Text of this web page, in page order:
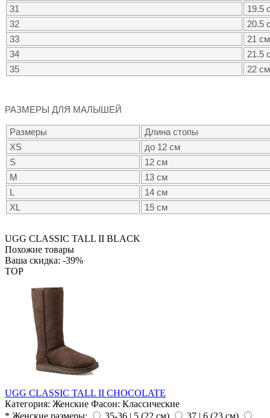
31
19.5
32
20.5
33
21 см
34
21.5
35
22 см
РАЗМЕРЫ ДЛЯ МАЛЫШЕЙ
Размеры
Длина стопы
XS
до 12 см
S
12 см
M
13 см
L
14 см
XL
15 см
UGG CLASSIC TALL II BLACK
Похожие товары
Ваша скидка: -39%
TOP
UGG CLASSIC TALL II CHOCOLATE
Категория: Женские Фасон: Классические